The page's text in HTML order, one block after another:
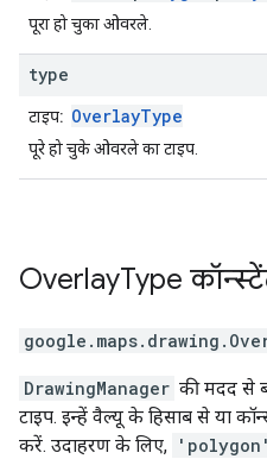
पूरा हो चुका ओवरले.
type
टाइप: OverlayType
पूरे हो चुके ओवरले का टाइप.
OverlayType
google.maps.drawing .
DrawingManager की मदद से
टाइप. इन्हें वैल्यू के हिसाब से या
करें. उदाहरण के लिए, 'polygon'